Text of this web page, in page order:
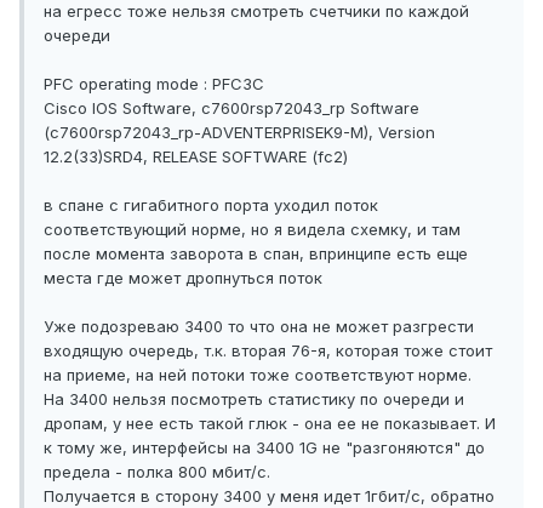
на егресс тоже нельзя смотреть счетчики по каждой
очереди
PFC operating mode : PFC3C
Cisco IOS Software, c7600rsp72043_rp Software
(c7600rsp72043_rp-ADVENTERPRISEK9-M), Version
12.2(33)SRD4, RELEASE SOFTWARE (fc2)
в спане с гигабитного порта уходил поток
соответствующий норме, но я видела схемку, и там
после момента заворота в спан, впринципе есть еще
места где может дропнуться поток
Уже подозреваю 3400 то что она не может разгрести
входящую очередь, т.к. вторая 76-я, которая тоже стоит
на приеме, на ней потоки тоже соответствуют норме.
На 3400 нельзя посмотреть статистику по очереди и
дропам, у нее есть такой глюк - она ее не показывает. И
к тому же, интерфейсы на 3400 1G не "разгоняются" до
предела - полка 800 мбит/c.
Получается в сторону 3400 у меня идет 1гбит/c, обратно